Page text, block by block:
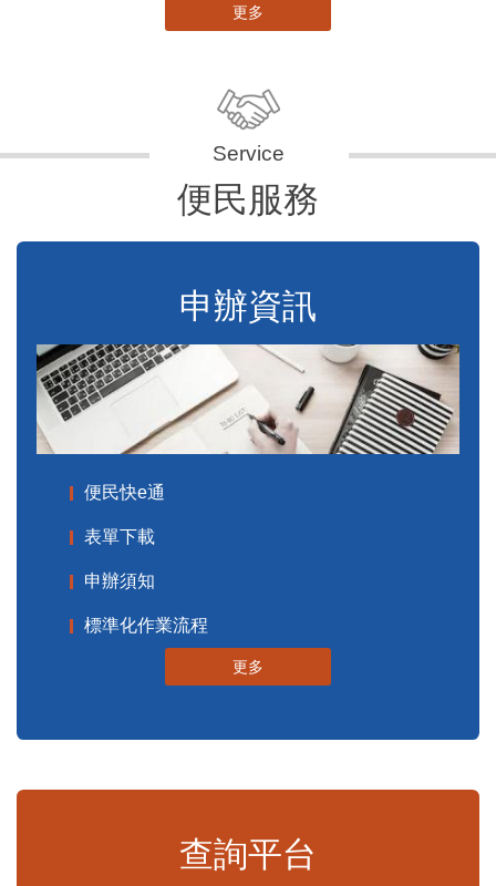
更多
便民服務
申辦資訊
便民快e通
表單下載
申辦須知
標準化作業流程
更多
查詢平台